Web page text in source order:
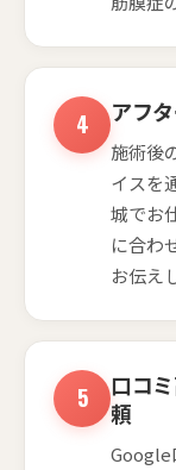
アフ
施術後
イスを
城でお
に合わ
お伝え
口コ
頼
Google